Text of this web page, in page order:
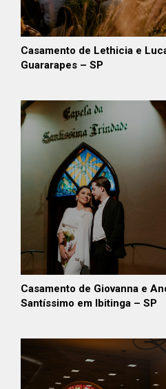
Casamento de Lethicia e
Guararapes – SP
Casamento de Giovanna e
Santíssimo em Ibitinga – SP